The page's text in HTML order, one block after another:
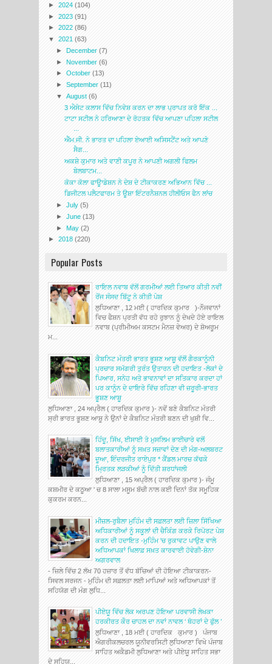
► 2024 (104)
► 2023 (91)
► 2022 (86)
▼ 2021 (63)
►December(7)
►November(6)
►October(13)
►September(11)
▼August(6)
3 ਐਸੇਟ ਕਲਾਸ ਵਿੱਚ ਨਿਵੇਸ਼ ਕਰਨ ਦਾ ਲਾਭ ਪ੍ਰਾਪਤ ਕਰੋ ਇੱਕ ...
ਟਾਟਾ ਸਟੀਲ ਨੇ ਹਰਿਆਣਾ ਦੇ ਰੋਹਤਕ ਵਿੱਚ ਆਪਣਾ ਪਹਿਲਾ ਸਟੀਲ
ਐੱਮ.ਜੀ. ਨੇ ਭਾਰਤ ਦਾ ਪਹਿਲਾ ਏਆਈ ਅਸਿਸਟੈਂਟ ਅਤੇ ਆਪਣੇ
ਸੈਗ...
ਅਕਸ਼ੇ ਕੁਮਾਰ ਅਤੇ ਵਾਣੀ ਕਪੂਰ ਨੇ ਆਪਣੀ ਅਗਲੀ ਫਿਲਮ
ਬੇਲਬਾਟਮ...
ਕੋਕਾ ਕੋਲਾ ਫਾਊਾਡੇਸ਼ਨ ਨੇ ਦੇਸ਼ ਦੇ ਟੀਕਾਕਰਣ ਅਭਿਆਨ ਵਿੱਚ ...
ਡਿਜੀਟਲ ਪਲੈਟਫਾਰਮ ਤੇ ਊਸ਼ਾ ਇੰਟਰਨੈਸ਼ਨਲ ਹੀਲੀਓਸ ਫੈਨ ਲਾਂਚ
►July(5)
►June(13)
►May(2)
► 2018 (220)
Popular Posts
ਰਾਇਲ ਨਵਾਬ ਵੱਲੋਂ ਗਰਮੀਆਂ ਲਈ ਤਿਆਰ ਕੀਤੀ ਨਵੀਂ
ਰੇਂਜ ਸੰਸਦ ਬਿੱਟੂ ਨੇ ਕੀਤੀ ਪੇਸ਼
ਲੁਧਿਆਣਾ , 12 ਮਈ ( ਹਾਰਦਿਕ ਕੁਮਾਰ )-ਨੌਜਵਾਨਾਂ
ਵਿਚ ਫੈਸ਼ਨ ਪ੍ਰਤੀ ਵੱਧ ਰਹੇ ਰੁਝਾਨ ਨੂੰ ਦੇਖਦੇ ਹੋਏ ਰਾਇਲ
ਨਵਾਬ (ਪ੍ਰੀਮੀਅਮ ਕਸਟਮ ਮੈਨਜ਼ ਵੇਅਰ) ਦੇ ਸ਼ੋਅਰੂਮ
ਮ...
ਕੈਬਨਿਟ ਮੰਤਰੀ ਭਾਰਤ ਭੂਸ਼ਣ ਆਸ਼ੂ ਵੱਲੋਂ ਗੈਰਕਾਨੂੰਨੀ
ਪ੍ਰਚਾਰ ਸਮੱਗਰੀ ਤੁਰੰਤ ਉਤਾਰਨ ਦੀ ਹਦਾਇਤ -ਲੋਕਾਂ ਦੇ
ਪਿਆਰ, ਸਨੇਹ ਅਤੇ ਭਾਵਨਾਵਾਂ ਦਾ ਸਤਿਕਾਰ ਕਰਦਾ ਹਾਂ
ਪਰ ਕਾਨੂੰਨ ਦੇ ਦਾਇਰੇ ਵਿੱਚ ਰਹਿਣਾ ਵੀ ਜ਼ਰੂਰੀ-ਭਾਰਤ
ਭੂਸ਼ਣ ਆਸ਼ੂ
ਲੁਧਿਆਣਾ , 24 ਅਪ੍ਰੈਲ ( ਹਾਰਦਿਕ ਕੁਮਾਰ )- ਨਵੇਂ ਬਣੇ ਕੈਬਨਿਟ ਮੰਤਰੀ
ਸ੍ਰੀ ਭਾਰਤ ਭੂਸ਼ਣ ਆਸ਼ੂ ਨੇ ਉਨਾਂ ਦੇ ਕੈਬਨਿਟ ਮੰਤਰੀ ਬਣਨ ਦੀ ਖੁਸ਼ੀ ਵਿ...
ਹਿੰਦੂ, ਸਿੱਖ, ਈਸਾਈ ਤੇ ਮੁਸਲਿਮ ਭਾਈਚਾਰੇ ਵਲੋਂ
ਬਲਾਤਕਾਰੀਆਂ ਨੂੰ ਸਖ਼ਤ ਸਜ਼ਾਵਾਂ ਦੇਣ ਦੀ ਮੰਗ-ਅਲਬਰਟ
ਦੂਆ, ਇੰਦਰਜੀਤ ਰਾਏਪੁਰ * ਕੈਂਡਲ ਮਾਰਚ ਕੱਢਕੇ
ਮ੍ਰਿਤਕ ਲੜਕੀਆਂ ਨੂੰ ਦਿੱਤੀ ਸ਼ਰਧਾਂਜਲੀ
ਲੁਧਿਆਣਾ , 15 ਅਪ੍ਰੈਲ ( ਹਾਰਦਿਕ ਕੁਮਾਰ )- ਜੰਮੂ
ਕਸ਼ਮੀਰ ਦੇ ਕਠੂਆ ' ਚ 8 ਸਾਲਾ ਮਸੂਮ ਬੱਚੀ ਨਾਲ ਕਈ ਦਿਨਾਂ ਤੱਕ ਸਮੂਹਿਕ
ਕੁਕਰਮ ਕਰਨ...
ਮੀਜ਼ਲ-ਰੁਬੈਲਾ ਮੁਹਿੰਮ ਦੀ ਸਫ਼ਲਤਾ ਲਈ ਜ਼ਿਲਾ ਸਿੱਖਿਆ
ਅਧਿਕਾਰੀਆਂ ਨੂੰ ਸਕੂਲਾਂ ਦੀ ਚੈਕਿੰਗ ਕਰਕੇ ਰਿਪੋਰਟ ਪੇਸ਼
ਕਰਨ ਦੀ ਹਦਾਇਤ -ਮੁਹਿੰਮ 'ਚ ਰੁਕਾਵਟ ਪਾਉਣ ਵਾਲੇ
ਅਧਿਆਪਕਾਂ ਖਿਲਾਫ਼ ਸਖ਼ਤ ਕਾਰਵਾਈ ਹੋਵੇਗੀ-ਸ਼ੇਨਾ
ਅਗਰਵਾਲ
- ਜ਼ਿਲੇ ਵਿੱਚ 2 ਲੱਖ 70 ਹਜ਼ਾਰ ਤੋਂ ਵੱਧ ਬੱਚਿਆਂ ਦੀ ਹੋਇਆ ਟੀਕਾਕਰਨ-
ਸਿਵਲ ਸਰਜਨ - ਮੁਹਿੰਮ ਦੀ ਸਫ਼ਲਤਾ ਲਈ ਮਾਪਿਆਂ ਅਤੇ ਅਧਿਆਪਕਾਂ ਤੋਂ
ਸਹਿਯੋਗ ਦੀ ਮੰਗ ਲੁਧਿ...
ਪੀਏਯੂ ਵਿੱਚ ਲੋਕ ਅਰਪਣ ਹੋਇਆ ਪਰਵਾਸੀ ਲੇਖਕਾ
ਹਰਕੀਰਤ ਕੌਰ ਚਾਹਲ ਦਾ ਨਵਾਂ ਨਾਵਲ ‘ ਥੋਹਰਾਂ ਦੇ ਫੁੱਲ ’
ਲੁਧਿਆਣਾ , 18 ਮਈ ( ਹਾਰਦਿਕ ਕੁਮਾਰ ) ਪੰਜਾਬ
ਐਗਰੀਕਲਚਰਲ ਯੂਨੀਵਰਸਿਟੀ ਲੁਧਿਆਣਾ ਵਿਖੇ ਪੰਜਾਬ
ਸਾਹਿਤ ਅਕੈਡਮੀ ਲੁਧਿਆਣਾ ਅਤੇ ਪੀਏਯੂ ਸਾਹਿਤ ਸਭਾ
ਦੇ ਸਹਿਯ...